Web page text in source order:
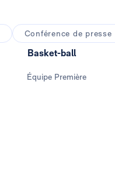
Conférence de presse
Basket-ball
Équipe Première